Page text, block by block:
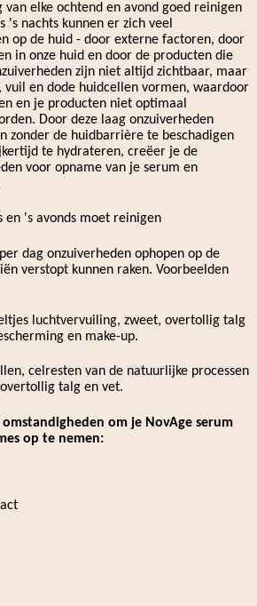
van elke ochtend en avond goed reinigen
's nachts kunnen er zich veel
op de huid - door externe factoren, door
in onze huid en door de producten die
zijn niet altijd zichtbaar, maar
vuil en dode huidcellen vormen, waardoor
en je producten niet optimaal
Door deze laag onzuiverheden
zonder de huidbarrière te beschadigen
te hydrateren, creëer je de
voor opname van je serum en
en 's avonds moet reinigen
dag onzuiverheden ophopen op de
verstopt kunnen raken. Voorbeelden
luchtvervuiling, zweet, overtollig talg
en make-up.
celresten van de natuurlijke processen
talg en vet.
om je NovAge serum
op te nemen: